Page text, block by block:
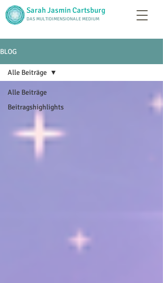
Sarah Jasmin Cartsburg
DAS MULTIDIMENSIONALE MEDIUM
BLOG
Alle Beiträge
Beitragshighlights
Alle Beiträge